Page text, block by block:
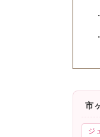
市
ジ